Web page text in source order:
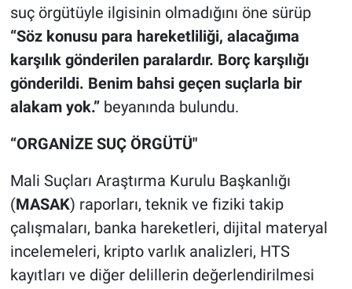
suç örgütüyle ilgisinin olmadığını öne sürüp
“Söz konusu para hareketliliği, alacağıma
karşılık gönderilen paralardır. Borç karşılığı
gönderildi. Benim bahsi geçen suçlarla bir
alakam yok.” beyanında bulundu.
“ORGANİZE SUÇ ÖRGÜTÜ"
Mali Suçları Araştırma Kurulu Başkanlığı
(MASAK) raporları, teknik ve fiziki takip
çalışmaları, banka hareketleri, dijital materyal
incelemeleri, kripto varlık analizleri, HTS
kayıtları ve diğer delillerin değerlendirilmesi